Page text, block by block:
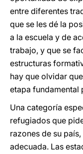
entre diferentes
que se les dé la
a la escuela y de
trabajo, y que se
estructuras
hay que olvidar
etapa fundamental
Una categoría
refugiados que
razones de su
adecuada. Las